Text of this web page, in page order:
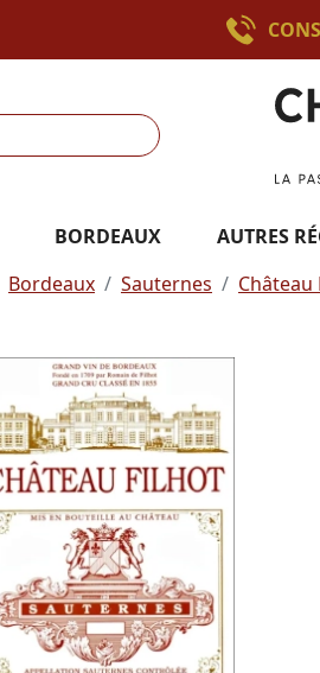
BORDEAUX AUTRES
Bordeaux Sauternes Château